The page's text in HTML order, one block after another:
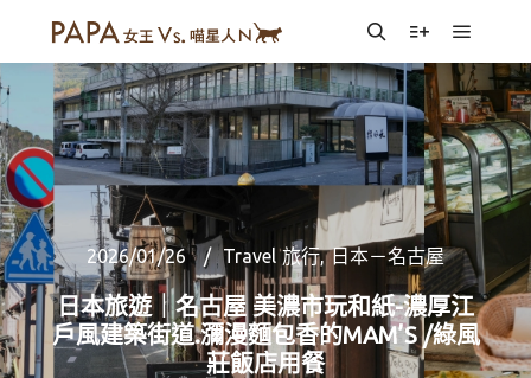
SearchMore info
Main
2026/01/26 Travel 旅行,日本－名古屋
日本旅遊｜名古屋 美濃市玩和紙-濃厚江
戶風建築街道.瀰漫麵包香的MAM’S /綠風
莊飯店用餐